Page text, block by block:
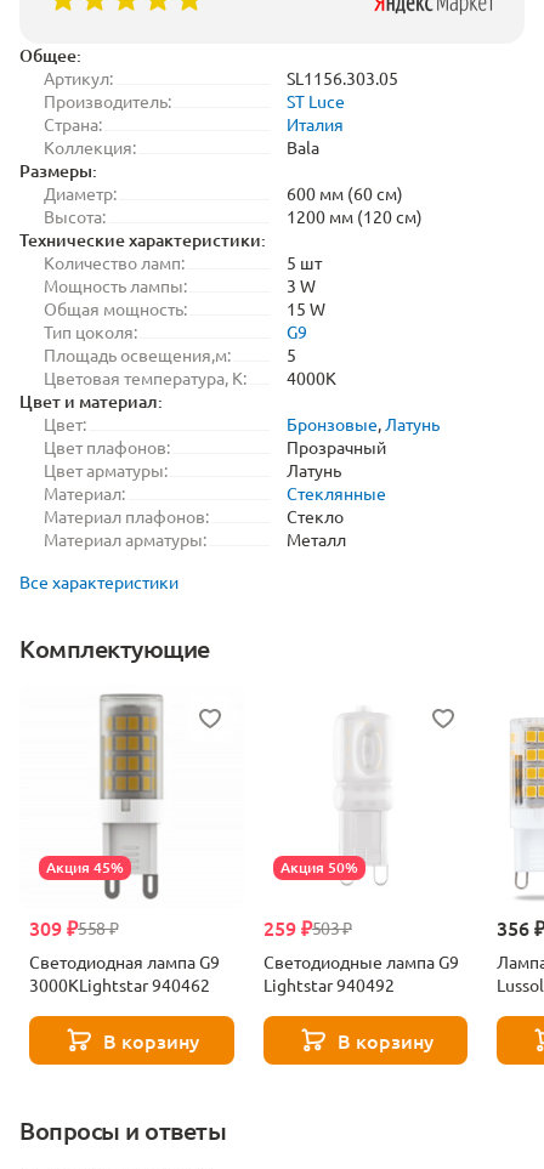
Общее:
Артикул:
SL1156.303.05
Производитель:
ST Luce
Страна:
Италия
Коллекция:
Bala
Размеры:
Диаметр:
600 мм (60 см)
Высота:
1200 мм (120 см)
Технические характеристики:
Количество ламп:
5 шт
Мощность лампы:
3 W
Общая мощность:
15 W
Тип цоколя:
G9
Площадь освещения,м:
5
Цветовая температура, K:
4000K
Цвет и материал:
Цвет: Бронзовые, Латунь
Цвет плафонов:
Прозрачный
Цвет арматуры:
Латунь
Материал:
Стеклянные
Материал плафонов:
Стекло
Материал арматуры:
Металл
Все характеристики
Комплектующие
Акция 45%
558 ₽
309 ₽
Светодиодная лампа G9
3000KLightstar 940462
В корзину
Акция 50%
503 ₽
259 ₽
Светодиодные лампа G9
Lightstar 940492
В корзину
356
Вопросы и ответы